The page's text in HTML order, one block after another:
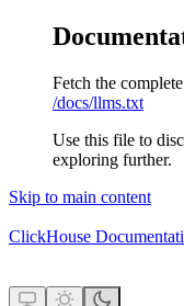
Fetch the
/docs/llms.txt
Use this file to
exploring further.
Skip to main content
ClickHouse